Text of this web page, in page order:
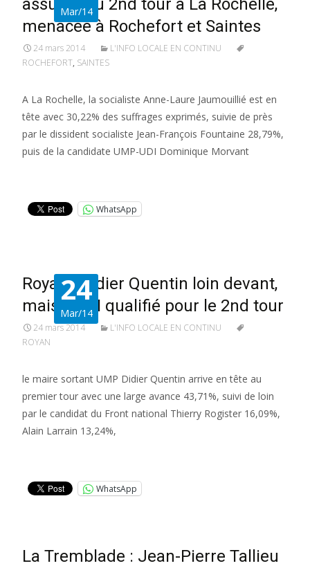
Mar/14
assurée au 2nd tour à La Rochelle,
menacée à Rochefort et Saintes
24 mars 2014
L'INFO LOCALE EN CONTINU
ROCHEFORT, SAINTES
A La Rochelle, la socialiste Anne-Laure Jaumouillié est en
tête avec 30,22% des suffrages exprimés, suivie de près
par le dissident socialiste Jean-François Fountaine 28,79%,
puis de la candidate UMP-UDI Dominique Morvant
WhatsApp
24
Mar/14
Royan : Didier Quentin loin devant,
mais le FN qualifié pour le 2nd tour
24 mars 2014
L'INFO LOCALE EN CONTINU
ROYAN
le maire sortant UMP Didier Quentin arrive en tête au
premier tour avec une large avance 43,71%, suivi de loin
par le candidat du Front national Thierry Rogister 16,09%,
Alain Larrain 13,24%,
WhatsApp
La Tremblade : Jean-Pierre Tallieu